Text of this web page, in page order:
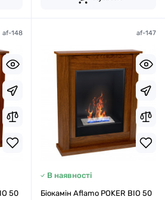
af-148
50
af-147
В наявності
Біокамін Aflamo POKER BIO 50